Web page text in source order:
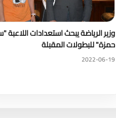
وزير الرياضة يبحث استعدادات اللاعبة
حمزة" للبطولات المقبلة
2022-06-19